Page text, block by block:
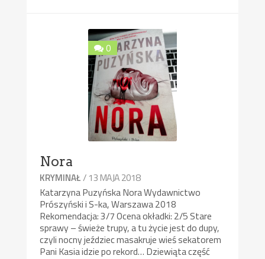
0
Nora
KRYMINAŁ/ 13 MAJA 2018
Katarzyna Puzyńska Nora Wydawnictwo
Prószyński i S-ka, Warszawa 2018
Rekomendacja: 3/7 Ocena okładki: 2/5 Stare
sprawy – świeże trupy, a tu życie jest do dupy,
czyli nocny jeździec masakruje wieś sekatorem
Pani Kasia idzie po rekord… Dziewiąta część